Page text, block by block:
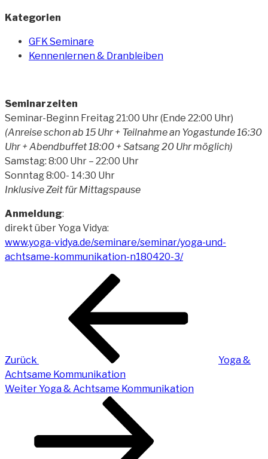
Kategorien
GFK Seminare
Kennenlernen & Dranbleiben
Seminarzeiten
Seminar-Beginn Freitag 21:00 Uhr (Ende 22:00 Uhr)
(Anreise schon ab 15 Uhr + Teilnahme an Yogastunde 16:30
Uhr + Abendbuffet 18:00 + Satsang 20 Uhr möglich)
Samstag: 8:00 Uhr – 22:00 Uhr
Sonntag 8:00- 14:30 Uhr
Inklusive Zeit für Mittagspause
Anmeldung:
direkt über Yoga Vidya:
www.yoga-vidya.de/seminare/seminar/yoga-und-
achtsame-kommunikation-n180420-3/
Beitragsnavigation
Zurück
Yoga &
Achtsame Kommunikation
Nächster
WeiterYoga & Achtsame Kommunikation